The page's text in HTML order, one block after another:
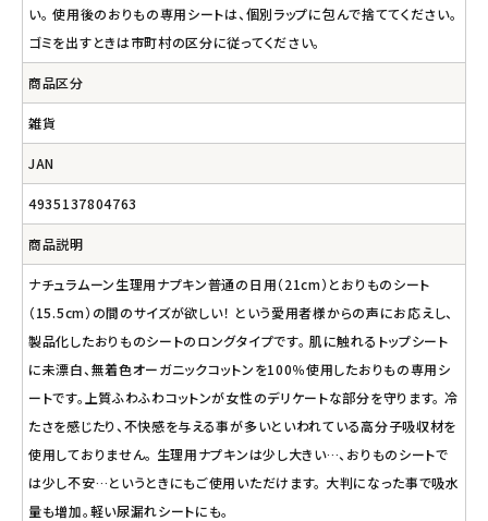
い。 使用後のおりもの専用シートは、個別ラップに包んで捨ててください。
ゴミを出すときは市町村の区分に従ってください。
商品区分
雑貨
JAN
4935137804763
商品説明
ナチュラムーン生理用ナプキン普通の日用（21cm）とおりものシート
（15.5cm）の間のサイズが欲しい！ という愛用者様からの声にお応えし、
製品化したおりものシートのロングタイプです。 肌に触れるトップシート
に未漂白、無着色オーガニックコットンを100％使用したおりもの専用シ
ートです。上質ふわふわコットンが女性のデリケートな部分を守ります。 冷
たさを感じたり、不快感を与える事が多いといわれている高分子吸収材を
使用しておりません。 生理用ナプキンは少し大きい…、おりものシートで
は少し不安…というときにもご使用いただけます。 大判になった事で吸水
量も増加。軽い尿漏れシートにも。